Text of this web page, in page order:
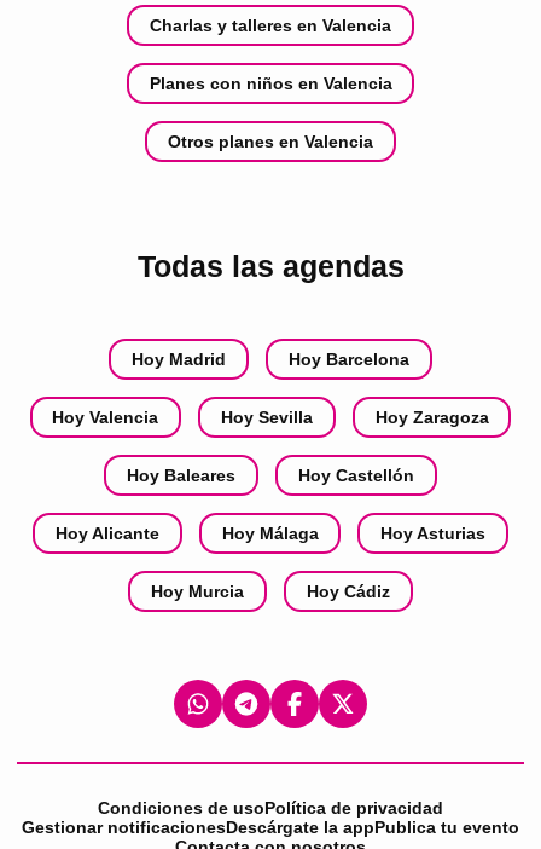
Charlas y talleres en Valencia
Planes con niños en Valencia
Otros planes en Valencia
Todas las agendas
Hoy Madrid Hoy Barcelona
Hoy Valencia Hoy Sevilla Hoy Zaragoza
Hoy Baleares Hoy Castellón
Hoy Alicante Hoy Málaga Hoy Asturias
Hoy Murcia Hoy Cádiz
Condiciones de usoPolítica de privacidad
Gestionar notificacionesDescárgate la appPublica tu evento